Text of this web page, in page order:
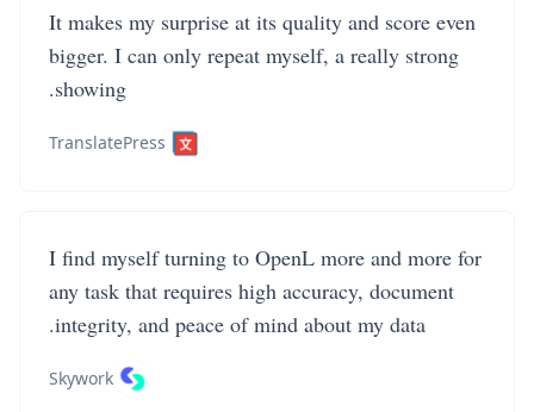
It makes my surprise at its quality and score even
bigger. I can only repeat myself, a really strong
showing.
TranslatePress
I find myself turning to OpenL more and more for
any task that requires high accuracy, document
integrity, and peace of mind about my data.
Skywork